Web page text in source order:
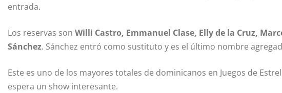
entrada.
Los reservas son Willi Castro, Emmanuel Clase, Elly de la Cruz,
Sánchez. Sánchez entró como sustituto y es el último nombre
Este es uno de los mayores totales de dominicanos en Juegos de
espera un show interesante.